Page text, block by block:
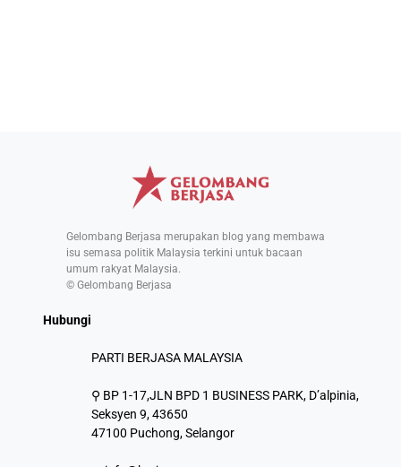
Gelombang Berjasa merupakan blog yang membawa
isu semasa politik Malaysia terkini untuk bacaan
umum rakyat Malaysia.
© Gelombang Berjasa
Hubungi
PARTI BERJASA MALAYSIA
⚲ BP 1-17,JLN BPD 1 BUSINESS PARK, D’alpinia,
Seksyen 9, 43650
47100 Puchong, Selangor